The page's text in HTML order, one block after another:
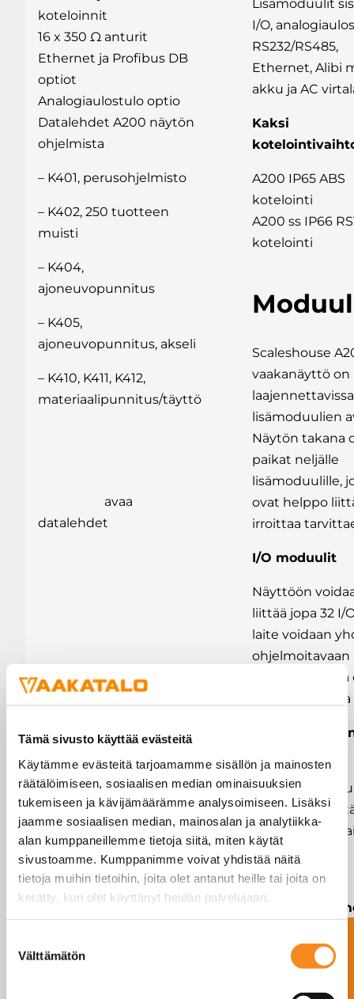
Tämä sivusto käyttää evästeitä
Käytämme evästeitä tarjoamamme sisällön ja mainosten
räätälöimiseen, sosiaalisen median ominaisuuksien
tukemiseen ja kävijämäärämme analysoimiseen. Lisäksi
jaamme sosiaalisen median, mainosalan ja analytiikka-
alan kumppaneillemme tietoja siitä, miten käytät
sivustoamme. Kumppanimme voivat yhdistää näitä
tietoja muihin tietoihin, joita olet antanut heille tai joita on
kerätty, kun olet käyttänyt heidän palvelujaan.
valinta
Välttämätön
koteloinnit
16 x 350 Ω anturit
Ethernet ja Profibus DB
optiot
Analogiaulostulo optio
Datalehdet A200 näytön
ohjelmista
– K401, perusohjelmisto
– K402, 250 tuotteen
muisti
– K404,
ajoneuvopunnitus
– K405,
ajoneuvopunnitus, akseli
– K410, K411, K412,
materiaalipunnitus/täyttö
avaa
datalehdet
Lisämoduulit
I/O,
RS232/RS485,
Ethernet, Alibi
akku ja AC
Kaksi
A200 IP65 ABS
kotelointi
A200 ss IP66
kotelointi
Scaleshouse
vaakanäyttö on
laajennettavissa
lisämoduulien
Näytön takana
paikat neljälle
lisämoduulille,
ovat helppo
irroittaa
I/O moduulit
Näyttöön
liittää jopa 32 I/
laite voidaan
ohjelmoitavaan
logiikkaan
suoraan
Button/
4
sisääntuloa
kytkimille ja
painonapeille
RS232/RS485
Ota yhteyttä